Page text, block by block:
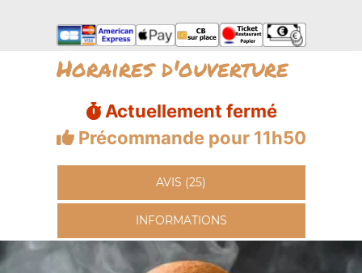
Horaires d'ouverture
Actuellement fermé
Précommande pour 11h50
AVIS (25)
INFORMATIONS